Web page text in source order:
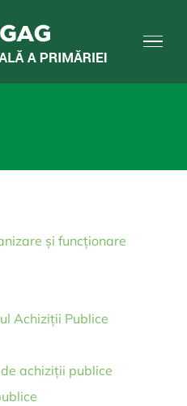
și funcționare
Achiziții Publice
achiziții publice